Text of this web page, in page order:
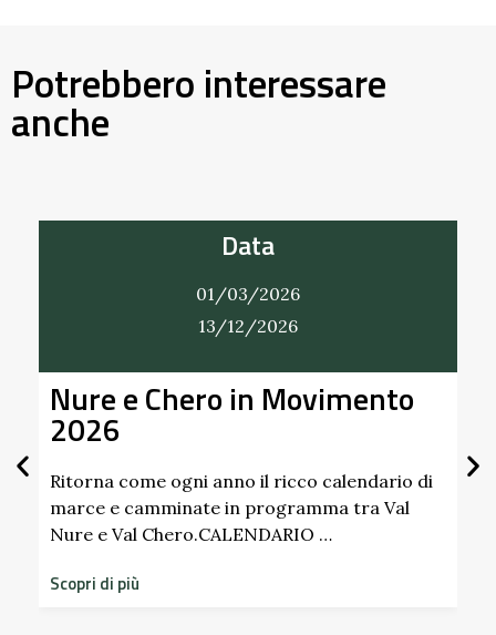
Potrebbero interessare
anche
Data
01/03/2026
13/12/2026
Nure e Chero in Movimento
2026
Ritorna come ogni anno il ricco calendario di
marce e camminate in programma tra Val
Nure e Val Chero.CALENDARIO …
Scopri di più